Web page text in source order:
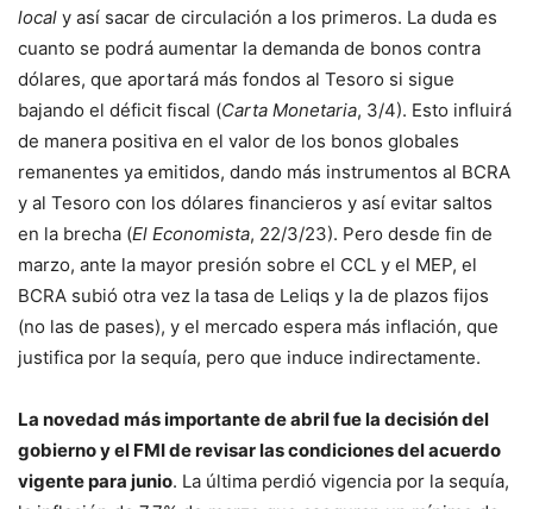
local y así sacar de circulación a los primeros. La duda es
cuanto se podrá aumentar la demanda de bonos contra
dólares, que aportará más fondos al Tesoro si sigue
bajando el déficit fiscal (Carta Monetaria, 3/4). Esto influirá
de manera positiva en el valor de los bonos globales
remanentes ya emitidos, dando más instrumentos al BCRA
y al Tesoro con los dólares financieros y así evitar saltos
en la brecha (El Economista, 22/3/23). Pero desde fin de
marzo, ante la mayor presión sobre el CCL y el MEP, el
BCRA subió otra vez la tasa de Leliqs y la de plazos fijos
(no las de pases), y el mercado espera más inflación, que
justifica por la sequía, pero que induce indirectamente.
La novedad más importante de abril fue la decisión del
gobierno y el FMI de revisar las condiciones del acuerdo
vigente para junio. La última perdió vigencia por la sequía,